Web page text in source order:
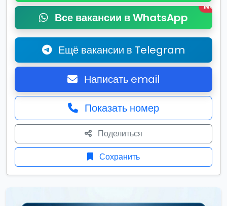
Все вакансии в WhatsApp
New
Ещё вакансии в Telegram
Написать email
Показать номер
Поделиться
Сохранить